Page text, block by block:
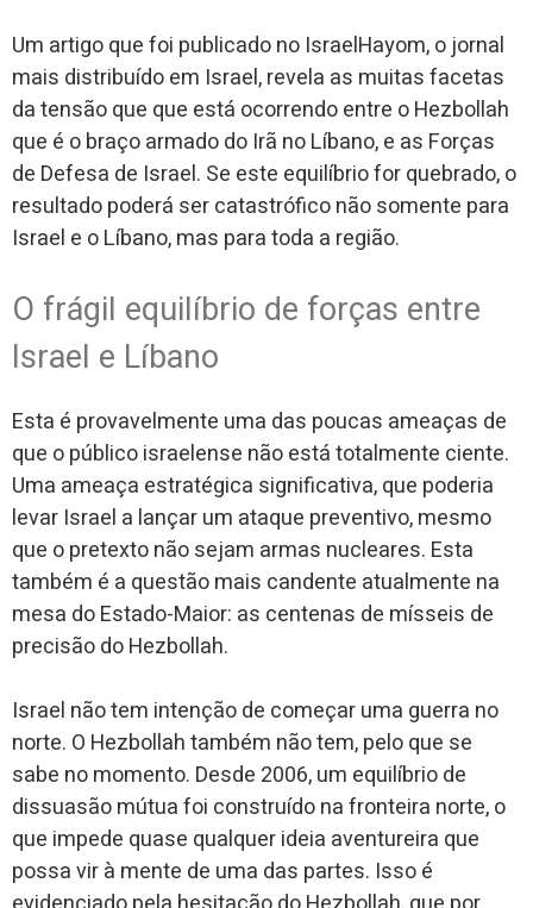
Um artigo que foi publicado no IsraelHayom, o jornal
mais distribuído em Israel, revela as muitas facetas
da tensão que que está ocorrendo entre o Hezbollah
que é o braço armado do Irã no Líbano, e as Forças
de Defesa de Israel. Se este equilíbrio for quebrado, o
resultado poderá ser catastrófico não somente para
Israel e o Líbano, mas para toda a região.
O frágil equilíbrio de forças entre
Israel e Líbano
Esta é provavelmente uma das poucas ameaças de
que o público israelense não está totalmente ciente.
Uma ameaça estratégica significativa, que poderia
levar Israel a lançar um ataque preventivo, mesmo
que o pretexto não sejam armas nucleares. Esta
também é a questão mais candente atualmente na
mesa do Estado-Maior: as centenas de mísseis de
precisão do Hezbollah.
Israel não tem intenção de começar uma guerra no
norte. O Hezbollah também não tem, pelo que se
sabe no momento. Desde 2006, um equilíbrio de
dissuasão mútua foi construído na fronteira norte, o
que impede quase qualquer ideia aventureira que
possa vir à mente de uma das partes. Isso é